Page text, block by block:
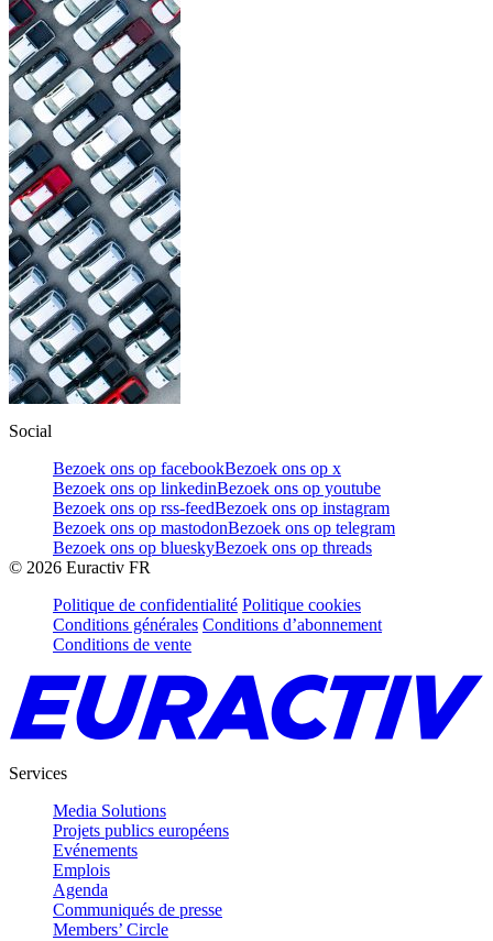
Social
Bezoek ons op facebookBezoek ons op x
Bezoek ons op linkedinBezoek ons op youtube
Bezoek ons op rss-feedBezoek ons op instagram
Bezoek ons op mastodonBezoek ons op telegram
Bezoek ons op blueskyBezoek ons op threads
© 2026 Euractiv FR
Politique de confidentialité Politique cookies
Conditions générales Conditions d’abonnement
Conditions de vente
Services
Media Solutions
Projets publics européens
Evénements
Emplois
Agenda
Communiqués de presse
Members’ Circle